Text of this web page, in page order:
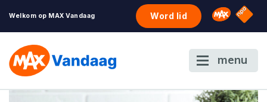
Welkom op MAX Vandaag Word lid Omroep
NPO
menu